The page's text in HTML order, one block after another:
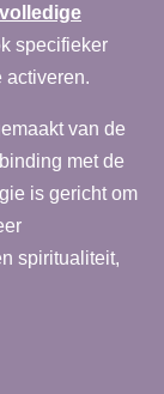
volledige
specifieker
activeren.
van de
met de
is gericht om
spiritualiteit,